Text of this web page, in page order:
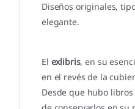
Diseños originales,
elegante.
El exlibris, en su
en el revés de la
Desde que hubo